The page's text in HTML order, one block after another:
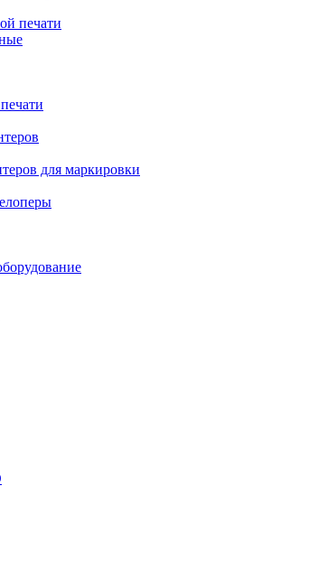
печати
для маркировки